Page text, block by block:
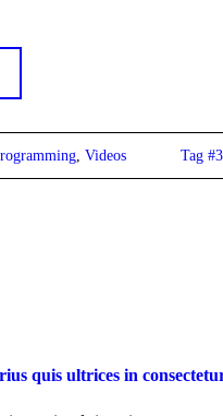
, Videos Tag #3
quis ultrices in